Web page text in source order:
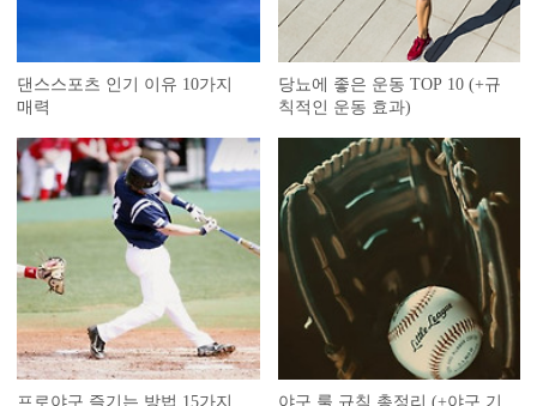
댄스스포츠 인기 이유 10가지
매력
당뇨에 좋은 운동 TOP 10 (+규
칙적인 운동 효과)
프로야구 즐기는 방법 15가지 야구 룰 규칙 총정리 (+야구 기